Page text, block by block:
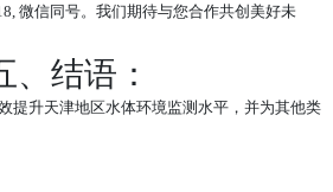
微信同号。我们期待与您合作共创美好未
、结语：
提升天津地区水体环境监测水平，并为其他类